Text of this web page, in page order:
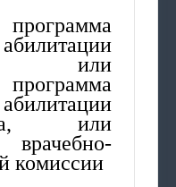
программа
или
программа
или
комиссии